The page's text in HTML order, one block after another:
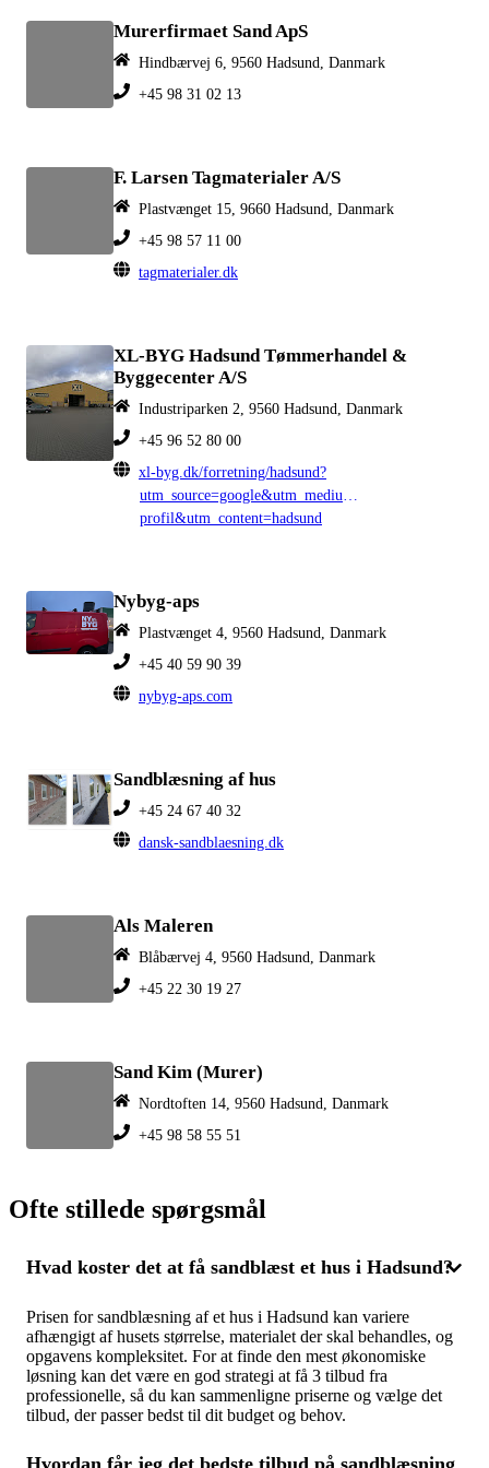
Murerfirmaet Sand ApS
Hindbærvej 6, 9560 Hadsund, Danmark
+45 98 31 02 13
F. Larsen Tagmaterialer A/S
Plastvænget 15, 9660 Hadsund, Danmark
+45 98 57 11 00
tagmaterialer.dk
XL-BYG Hadsund Tømmerhandel &
Byggecenter A/S
Industriparken 2, 9560 Hadsund, Danmark
+45 96 52 80 00
xl-byg.dk/forretning/hadsund?
profil&utm_content=hadsund
Nybyg-aps
Plastvænget 4, 9560 Hadsund, Danmark
+45 40 59 90 39
nybyg-aps.com
Sandblæsning af hus
+45 24 67 40 32
dansk-sandblaesning.dk
Als Maleren
Blåbærvej 4, 9560 Hadsund, Danmark
+45 22 30 19 27
Sand Kim (Murer)
Nordtoften 14, 9560 Hadsund, Danmark
+45 98 58 55 51
Ofte stillede spørgsmål
Hvad koster det at få sandblæst et hus i Hadsund?
Prisen for sandblæsning af et hus i Hadsund kan variere
afhængigt af husets størrelse, materialet der skal behandles, og
opgavens kompleksitet. For at finde den mest økonomiske
løsning kan det være en god strategi at få 3 tilbud fra
professionelle, så du kan sammenligne priserne og vælge det
tilbud, der passer bedst til dit budget og behov.